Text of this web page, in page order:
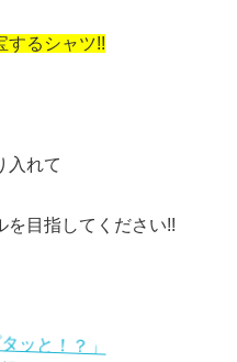
するシャツ!!
入れて
を目指してください!!
タッと！？」